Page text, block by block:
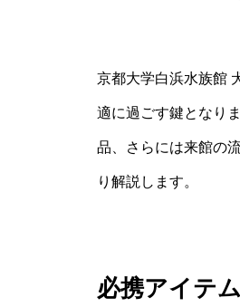
京都大学白浜水族館
適に過ごす鍵となり
品、さらには来館の
り解説します。
必携アイテ